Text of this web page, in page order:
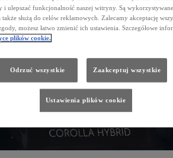
i ulepszać funkcjonalność naszej witryny. Są
służą do celów reklamowych. Zalecamy akceptację
możesz łatwo zmienić ich ustawienia. Szczegółowe
plików cookie.
Odrzuć wszystkie Zaakceptuj wszystkie
Ustawienia plików cookie